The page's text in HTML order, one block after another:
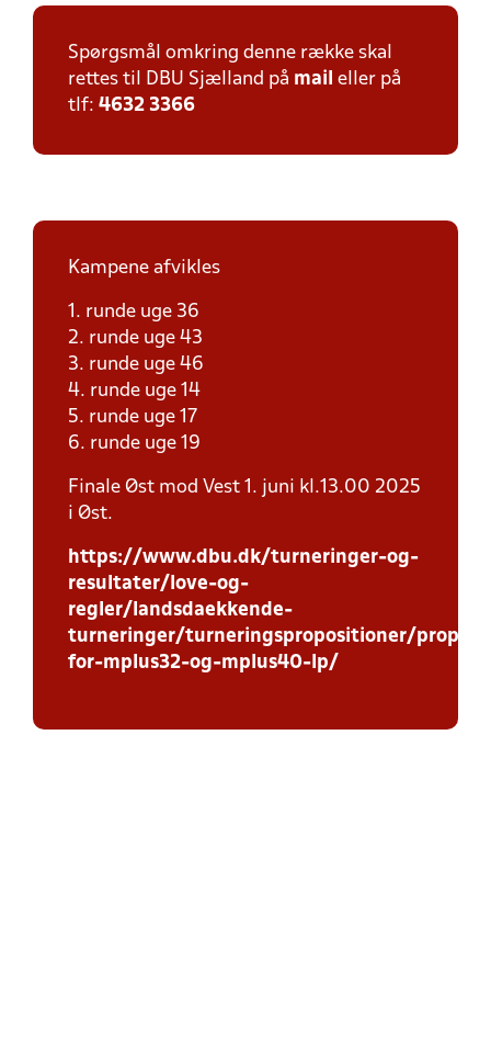
Spørgsmål omkring denne række skal
rettes til DBU Sjælland på mail eller på
tlf: 4632 3366
Kampene afvikles
1. runde uge 36
2. runde uge 43
3. runde uge 46
4. runde uge 14
5. runde uge 17
6. runde uge 19
Finale Øst mod Vest 1. juni kl.13.00 2025
i Øst.
https://www.dbu.dk/turneringer-og-
resultater/love-og-
regler/landsdaekkende-
turneringer/turneringspropositioner/
for-mplus32-og-mplus40-lp/